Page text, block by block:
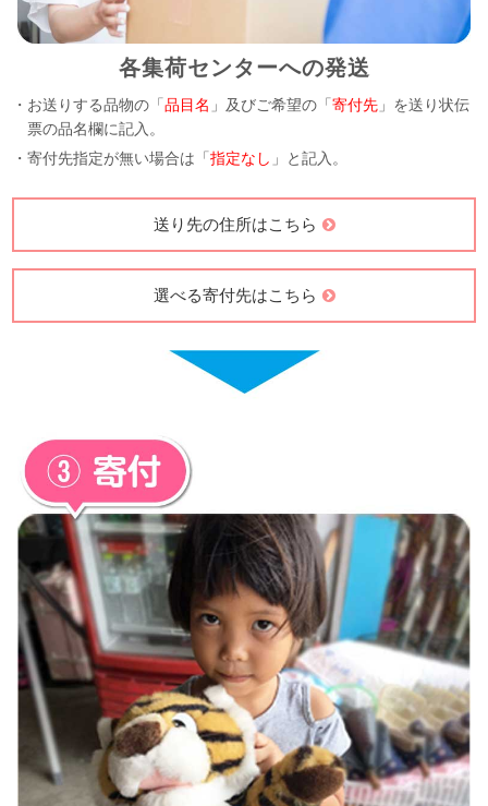
各集荷センターへの発送
・お送りする品物の「品目名 」及びご希望の「寄付先 」を送り状伝
票の品名欄に記入。
・寄付先指定が無い場合は「指定なし 」と記入。
送り先の住所はこちら
選べる寄付先はこちら